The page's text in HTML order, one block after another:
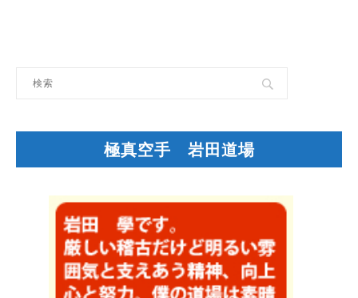
極真空手 岩田道場